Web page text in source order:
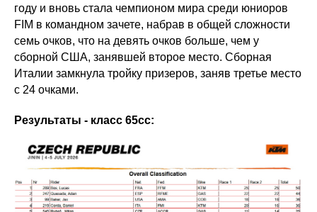
году и вновь стала чемпионом мира среди юниоров
FIM в командном зачете, набрав в общей сложности
семь очков, что на девять очков больше, чем у
сборной США, занявшей второе место. Сборная
Италии замкнула тройку призеров, заняв третье место
с 24 очками.
Результаты - класс 65сс: